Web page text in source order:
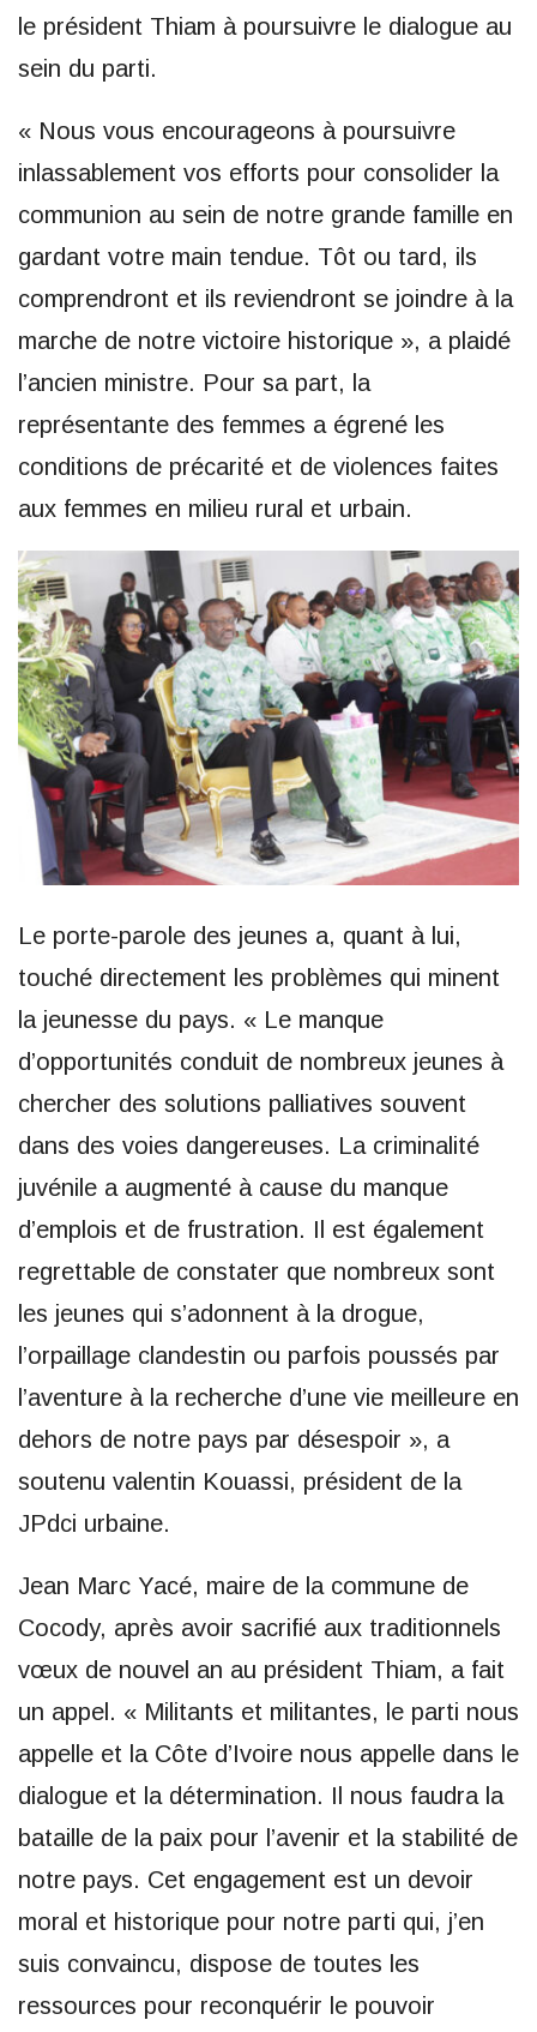
le président Thiam à poursuivre le dialogue au
sein du parti.
« Nous vous encourageons à poursuivre
inlassablement vos efforts pour consolider la
communion au sein de notre grande famille en
gardant votre main tendue. Tôt ou tard, ils
comprendront et ils reviendront se joindre à la
marche de notre victoire historique », a plaidé
l’ancien ministre. Pour sa part, la
représentante des femmes a égrené les
conditions de précarité et de violences faites
aux femmes en milieu rural et urbain.
Le porte-parole des jeunes a, quant à lui,
touché directement les problèmes qui minent
la jeunesse du pays. « Le manque
d’opportunités conduit de nombreux jeunes à
chercher des solutions palliatives souvent
dans des voies dangereuses. La criminalité
juvénile a augmenté à cause du manque
d’emplois et de frustration. Il est également
regrettable de constater que nombreux sont
les jeunes qui s’adonnent à la drogue,
l’orpaillage clandestin ou parfois poussés par
l’aventure à la recherche d’une vie meilleure en
dehors de notre pays par désespoir », a
soutenu valentin Kouassi, président de la
JPdci urbaine.
Jean Marc Yacé, maire de la commune de
Cocody, après avoir sacrifié aux traditionnels
vœux de nouvel an au président Thiam, a fait
un appel. « Militants et militantes, le parti nous
appelle et la Côte d’Ivoire nous appelle dans le
dialogue et la détermination. Il nous faudra la
bataille de la paix pour l’avenir et la stabilité de
notre pays. Cet engagement est un devoir
moral et historique pour notre parti qui, j’en
suis convaincu, dispose de toutes les
ressources pour reconquérir le pouvoir